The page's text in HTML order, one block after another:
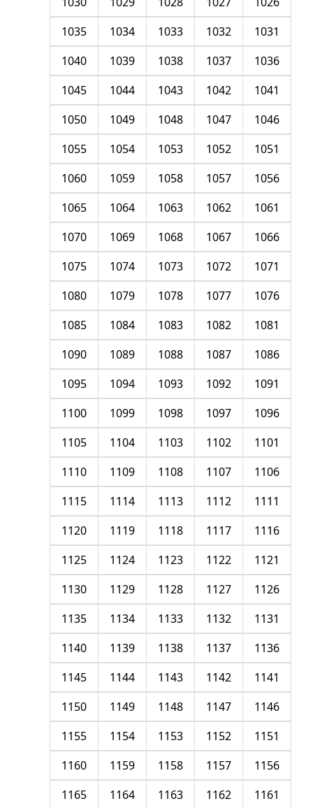
1031
1032
1033
1034
1035
1036
1037
1038
1039
1040
1041
1042
1043
1044
1045
1046
1047
1048
1049
1050
1051
1052
1053
1054
1055
1056
1057
1058
1059
1060
1061
1062
1063
1064
1065
1066
1067
1068
1069
1070
1071
1072
1073
1074
1075
1076
1077
1078
1079
1080
1081
1082
1083
1084
1085
1086
1087
1088
1089
1090
1091
1092
1093
1094
1095
1096
1097
1098
1099
1100
1101
1102
1103
1104
1105
1106
1107
1108
1109
1110
1111
1112
1113
1114
1115
1116
1117
1118
1119
1120
1121
1122
1123
1124
1125
1126
1127
1128
1129
1130
1131
1132
1133
1134
1135
1136
1137
1138
1139
1140
1141
1142
1143
1144
1145
1146
1147
1148
1149
1150
1151
1152
1153
1154
1155
1156
1157
1158
1159
1160
1161
1162
1163
1164
1165